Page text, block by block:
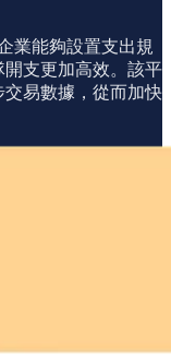
業能夠設置支出規
支更加高效。該平
易數據，從而加快